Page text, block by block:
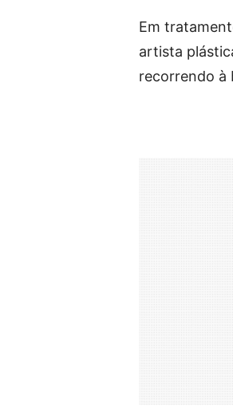
Em
artista
recorrendo à